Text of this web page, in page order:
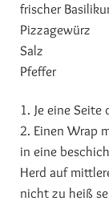
frischer
Pizzagewürz
Salz
Pfeffer
1. Je eine
2. Einen Wrap
in eine
Herd auf
nicht zu heiß